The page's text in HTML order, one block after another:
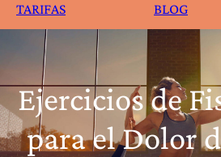
TARIFAS
BLOG
Ejercicios de
para el Dolor